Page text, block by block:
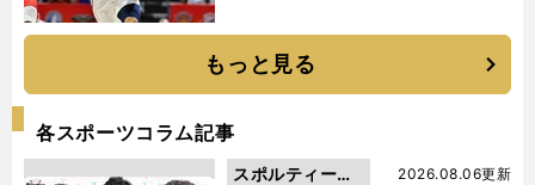
もっと見る
各スポーツコラム記事
2026.08.06更新
スポルティーバ